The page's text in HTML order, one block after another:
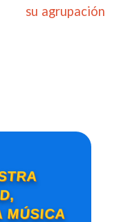
su agrupación
MÚSICA